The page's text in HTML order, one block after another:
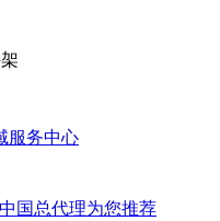
服务中心
国总代理为您推荐